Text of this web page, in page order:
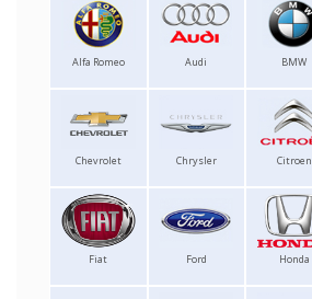
Alfa Romeo Audi BMW
Chevrolet Chrysler Citroen
Fiat Ford Honda